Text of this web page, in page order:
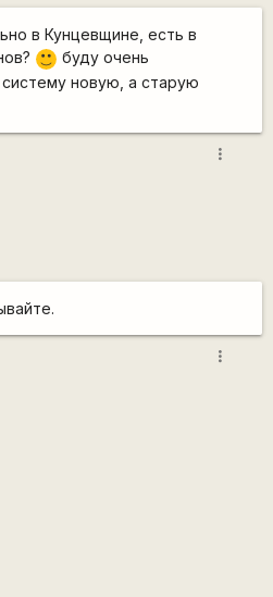
в Кунцевщине, есть в
:)
буду очень
новую, а старую
more_vert
more_vert